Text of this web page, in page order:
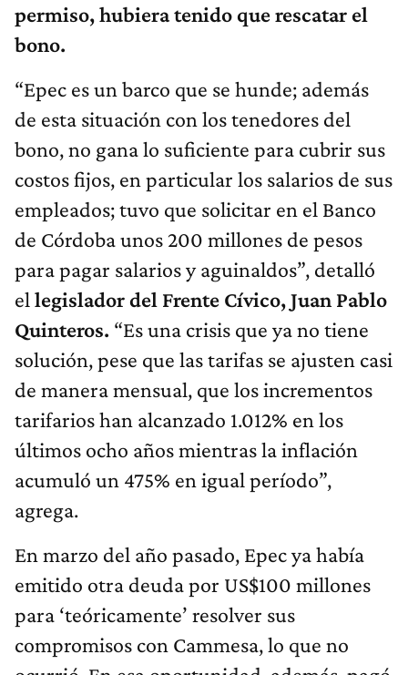
permiso, hubiera tenido que rescatar el
bono.
“Epec es un barco que se hunde; además
de esta situación con los tenedores del
bono, no gana lo suficiente para cubrir sus
costos fijos, en particular los salarios de sus
empleados; tuvo que solicitar en el Banco
de Córdoba unos 200 millones de pesos
para pagar salarios y aguinaldos”, detalló
el legislador del Frente Cívico, Juan Pablo
Quinteros. “Es una crisis que ya no tiene
solución, pese que las tarifas se ajusten casi
de manera mensual, que los incrementos
tarifarios han alcanzado 1.012% en los
últimos ocho años mientras la inflación
acumuló un 475% en igual período”,
agrega.
En marzo del año pasado, Epec ya había
emitido otra deuda por US$100 millones
para ‘teóricamente’ resolver sus
compromisos con Cammesa, lo que no